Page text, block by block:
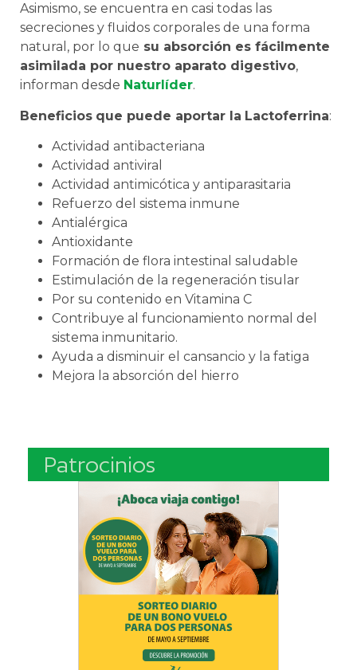
Asimismo, se encuentra en casi todas las
secreciones y fluidos corporales de una forma
natural, por lo que su absorción es fácilmente
asimilada por nuestro aparato digestivo,
informan desde Naturlíder.
Beneficios que puede aportar la Lactoferrina:
Actividad antibacteriana
Actividad antiviral
Actividad antimicótica y antiparasitaria
Refuerzo del sistema inmune
Antialérgica
Antioxidante
Formación de flora intestinal saludable
Estimulación de la regeneración tisular
Por su contenido en Vitamina C
Contribuye al funcionamiento normal del
sistema inmunitario.
Ayuda a disminuir el cansancio y la fatiga
Mejora la absorción del hierro
Patrocinios